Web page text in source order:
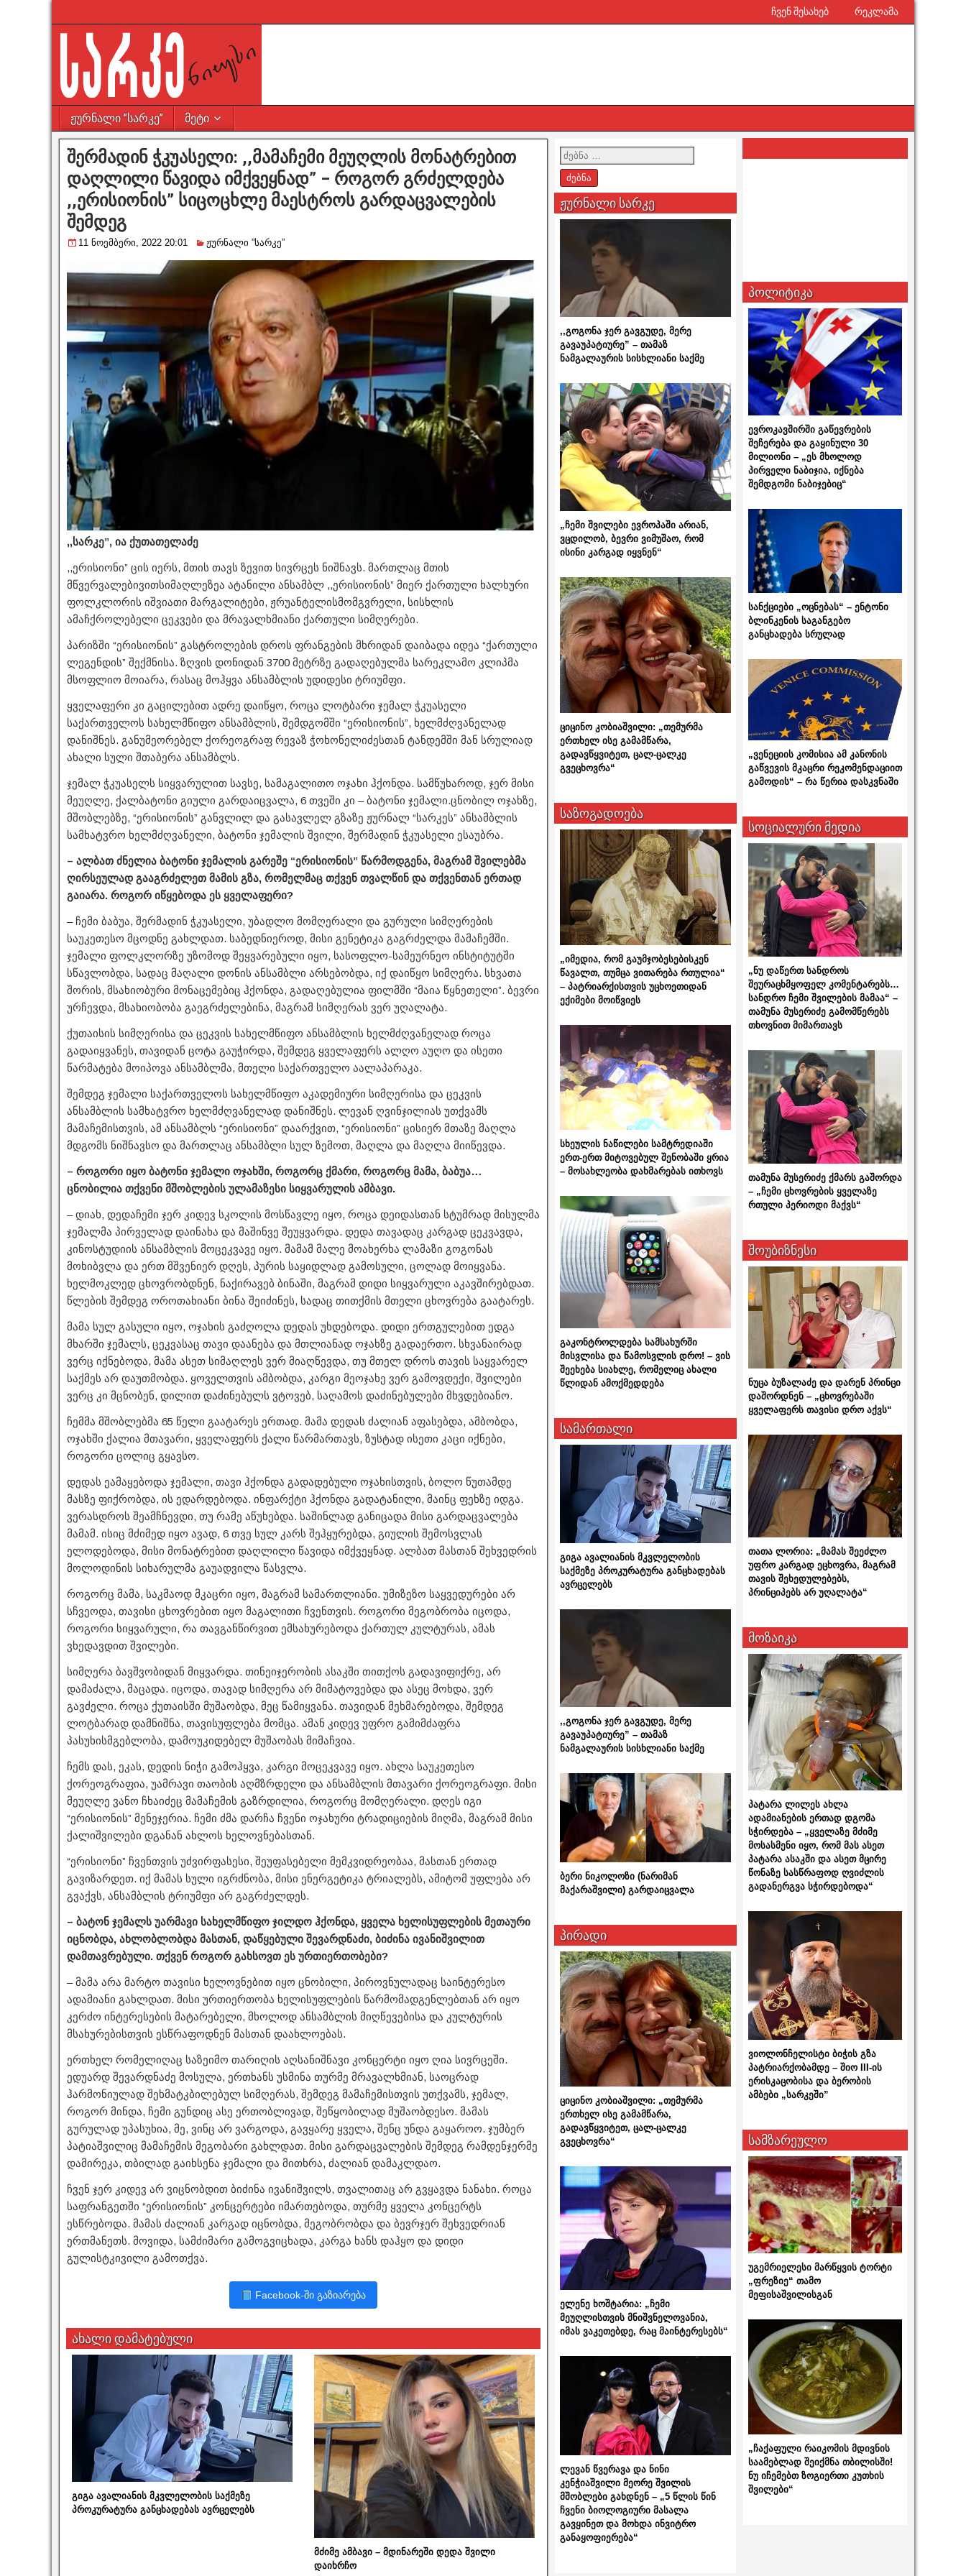
ჩვენ შესახებ რეკლამა
ჟურნალი ”სარკე” მეტი
შერმადინ ჭკუასელი: ,,მამაჩემი მეუღლის მონატრებით
დაღლილი წავიდა იმქვეყნად” – როგორ გრძელდება
,,ერისიონის” სიცოცხლე მაესტროს გარდაცვალების
შემდეგ
11 ნოემბერი, 2022 20:01 ჟურნალი ”სარკე”
,,სარკე”, ია ქუთათელაძე
,,ერისიონი” ცის იერს, მთის თავს ზევით სივრცეს ნიშნავს. მართლაც მთის
მწვერვალებივითსიმაღლეზეა ატანილი ანსამბლ ,,ერისიონის” მიერ ქართული ხალხური
ფოლკლორის იშვიათი მარგალიტები, ჟრუანტელისმომგვრელი, სისხლის
ამაჩქროლებელი ცეკვები და მრავალხმიანი ქართული სიმღერები.
პარიზში “ერისიონის” გასტროლების დროს ფრანგების მხრიდან დაიბადა იდეა “ქართული
ლეგენდის” შექმნისა. ზღვის დონიდან 3700 მეტრზე გადაღებულმა სარეკლამო კლიპმა
მსოფლიო მოიარა, რასაც მოჰყვა ანსამბლის უდიდესი ტრიუმფი.
ყველაფერი კი გაცილებით ადრე დაიწყო, როცა ლოტბარი ჯემალ ჭკუასელი
საქართველოს სახელმწიფო ანსამბლის, შემდგომში “ერისიონის”, ხელმძღვანელად
დანიშნეს. განუმეორებელ ქორეოგრაფ რევაზ ჭოხონელიძესთან ტანდემში მან სრულიად
ახალი სული შთაბერა ანსამბლს.
ჯემალ ჭკუასელს სიყვარულით სავსე, სამაგალითო ოჯახი ჰქონდა. სამწუხაროდ, ჯერ მისი
მეუღლე, ქალბატონი გიული გარდაიცვალა, 6 თვეში კი – ბატონი ჯემალი.ცნობილ ოჯახზე,
მშობლებზე, “ერისიონის” განვლილ და გასავლელ გზაზე ჟურნალ “სარკეს” ანსამბლის
სამხატვრო ხელმძღვანელი, ბატონი ჯემალის შვილი, შერმადინ ჭკუასელი ესაუბრა.
– ალბათ ძნელია ბატონი ჯემალის გარეშე “ერისიონის” წარმოდგენა, მაგრამ შვილებმა
ღირსეულად გააგრძელეთ მამის გზა, რომელმაც თქვენ თვალწინ და თქვენთან ერთად
გაიარა. როგორ იწყებოდა ეს ყველაფერი?
– ჩემი ბაბუა, შერმადინ ჭკუასელი, უბადლო მომღერალი და გურული სიმღერების
საუკეთესო მცოდნე გახლდათ. საბედნიეროდ, მისი გენეტიკა გაგრძელდა მამაჩემში.
ჯემალი ფოლკლორზე უზომოდ შეყვარებული იყო, სასოფლო-სამეურნეო ინსტიტუტში
სწავლობდა, სადაც მაღალი დონის ანსამბლი არსებობდა, იქ დაიწყო სიმღერა. სხვათა
შორის, მსახიობური მონაცემებიც ჰქონდა, გადაღებულია ფილმში “მაია წყნეთელი”. ბევრი
ურჩევდა, მსახიობობა გაეგრძელებინა, მაგრამ სიმღერას ვერ უღალატა.
ქუთაისის სიმღერისა და ცეკვის სახელმწიფო ანსამბლის ხელმძღვანელად როცა
გადაიყვანეს, თავიდან ცოტა გაუჭირდა, შემდეგ ყველაფერს ალღო აუღო და ისეთი
წარმატება მოიპოვა ანსამბლმა, მთელი საქართველო აალაპარაკა.
შემდეგ ჯემალი საქართველოს სახელმწიფო აკადემიური სიმღერისა და ცეკვის
ანსამბლის სამხატვრო ხელმძღვანელად დანიშნეს. ლევან ღვინჯილიას უთქვამს
მამაჩემისთვის, ამ ანსამბლს “ერისიონი” დაარქვით, “ერისიონი” ცისიერ მთაზე მაღლა
მდგომს ნიშნავსო და მართლაც ანსამბლი სულ ზემოთ, მაღლა და მაღლა მიიწევდა.
– როგორი იყო ბატონი ჯემალი ოჯახში, როგორც ქმარი, როგორც მამა, ბაბუა…
ცნობილია თქვენი მშობლების ულამაზესი სიყვარულის ამბავი.
– დიახ, დედაჩემი ჯერ კიდევ სკოლის მოსწავლე იყო, როცა დეიდასთან სტუმრად მისულმა
ჯემალმა პირველად დაინახა და მაშინვე შეუყვარდა. დედა თავადაც კარგად ცეკვავდა,
კინოსტუდიის ანსამბლის მოცეკვავე იყო. მამამ მალე მოახერხა ლამაზი გოგონას
მოხიბვლა და ერთ მშვენიერ დღეს, პურის საყიდლად გამოსული, ცოლად მოიყვანა.
ხელმოკლედ ცხოვრობდნენ, ნაქირავებ ბინაში, მაგრამ დიდი სიყვარული აკავშირებდათ.
წლების შემდეგ ოროთახიანი ბინა შეიძინეს, სადაც თითქმის მთელი ცხოვრება გაატარეს.
მამა სულ გასული იყო, ოჯახის გაძღოლა დედას უხდებოდა. დიდი ერთგულებით ედგა
მხარში ჯემალს, ცეკვასაც თავი დაანება და მთლიანად ოჯახზე გადაერთო. სხვანაირად
ვერც იქნებოდა, მამა ასეთ სიმაღლეს ვერ მიაღწევდა, თუ მთელ დროს თავის საყვარელ
საქმეს არ დაუთმობდა. ყოველთვის ამბობდა, კარგი მეოჯახე ვერ გამოვდექი, შვილები
ვერც კი მცნობენ, დილით დაძინებულს ვტოვებ, საღამოს დაძინებულები მხვდებიანო.
ჩემმა მშობლებმა 65 წელი გაატარეს ერთად. მამა დედას ძალიან აფასებდა, ამბობდა,
ოჯახში ქალია მთავარი, ყველაფერს ქალი წარმართავს, ზუსტად ისეთი კაცი იქნები,
როგორი ცოლიც გყავსო.
დედას ეამაყებოდა ჯემალი, თავი ჰქონდა გადადებული ოჯახისთვის, ბოლო წუთამდე
მასზე ფიქრობდა, ის ედარდებოდა. ინფარქტი ჰქონდა გადატანილი, მაინც ფეხზე იდგა.
ვერასდროს შეამჩნევდი, თუ რამე აწუხებდა. საშინლად განიცადა მისი გარდაცვალება
მამამ. ისიც მძიმედ იყო ავად, 6 თვე სულ კარს შეჰყურებდა, გიულის შემოსვლას
ელოდებოდა, მისი მონატრებით დაღლილი წავიდა იმქვეყნად. ალბათ მასთან შეხვედრის
მოლოდინის სიხარულმა გაუადვილა წასვლა.
როგორც მამა, საკმაოდ მკაცრი იყო, მაგრამ სამართლიანი. უმიზეზო საყვედურები არ
სჩვეოდა, თავისი ცხოვრებით იყო მაგალითი ჩვენთვის. როგორი მეგობრობა იცოდა,
როგორი სიყვარული, რა თავგანწირვით ემსახურებოდა ქართულ კულტურას, ამას
ვხედავდით შვილები.
სიმღერა ბავშვობიდან მიყვარდა. თინეიჯერობის ასაკში თითქოს გადავიფიქრე, არ
დამაძალა, მაცადა. იცოდა, თავად სიმღერა არ მიმატოვებდა და ასეც მოხდა, ვერ
გავძელი. როცა ქუთაისში მუშაობდა, მეც წამიყვანა. თავიდან მეხმარებოდა, შემდეგ
ლოტბარად დამნიშნა, თავისუფლება მომცა. ამან კიდევ უფრო გამიმძაფრა
პასუხისმგებლობა, დამოუკიდებელ მუშაობას მიმაჩვია.
ჩემს დას, ეკას, დედის ნიჭი გამოჰყვა, კარგი მოცეკვავე იყო. ახლა საუკეთესო
ქორეოგრაფია, უამრავი თაობის აღმზრდელი და ანსამბლის მთავარი ქორეოგრაფი. მისი
მეუღლე ვანო ჩხაიძეც მამაჩემის გაზრდილია, როგორც მომღერალი. დღეს იგი
“ერისიონის” მენეჯერია. ჩემი ძმა დარჩა ჩვენი ოჯახური ტრადიციების მიღმა, მაგრამ მისი
ქალიშვილები დგანან ახლოს ხელოვნებასთან.
“ერისიონი” ჩვენთვის უძვირფასესი, შეუფასებელი მემკვიდრეობაა, მასთან ერთად
გავიზარდეთ. იქ მამას სული იგრძნობა, მისი ენერგეტიკა ტრიალებს, ამიტომ უფლება არ
გვაქვს, ანსამბლის ტრიუმფი არ გაგრძელდეს.
– ბატონ ჯემალს უარმავი სახელმწიფო ჯილდო ჰქონდა, ყველა ხელისუფლების მეთაური
იცნობდა, ახლობლობდა მასთან, დაწყებული შევარდნაძი, ბიძინა ივანიშვილით
დამთავრებული. თქვენ როგორ გახსოვთ ეს ურთიერთობები?
– მამა არა მარტო თავისი ხელოვნებით იყო ცნობილი, პიროვნულადაც საინტერესო
ადამიანი გახლდათ. მისი ურთიერთობა ხელისუფლების წარმომადგენლებთან არ იყო
კერძო ინტერესების მატარებელი, მხოლოდ ანსამბლის მიღწევებისა და კულტურის
მსახურებისთვის ესწრაფოდნენ მასთან დაახლოებას.
ერთხელ რომელიღაც საზეიმო თარიღის აღსანიშნავი კონცერტი იყო ღია სივრცეში.
ედუარდ შევარდნაძე მოსულა, ერთხანს უსმინა თურმე მრავალხმიან, საოცრად
ჰარმონიულად შეხმატკბილებულ სიმღერას, შემდეგ მამაჩემისთვის უთქვამს, ჯემალ,
როგორ მინდა, ჩემი გუნდიც ასე ერთობლივად, შეწყობილად მუშაობდესო. მამას
გურულად უპასუხია, მე, ვინც არ ვარგოდა, გავყარე ყველა, შენც უნდა გაყაროო. ჯუმბერ
პატიაშვილიც მამაჩემის მეგობარი გახლდათ. მისი გარდაცვალების შემდეგ რამდენჯერმე
დამირეკა, თბილად გაიხსენა ჯემალი და მითხრა, ძალიან დამაკლდაო.
ჩვენ ჯერ კიდევ არ ვიცნობდით ბიძინა ივანიშვილს, თვალითაც არ გვყავდა ნანახი. როცა
საფრანგეთში “ერისიონის” კონცერტები იმართებოდა, თურმე ყველა კონცერტს
ესწრებოდა. მამას ძალიან კარგად იცნობდა, მეგობრობდა და ბევრჯერ შეხვედრიან
ერთმანეთს. მოვიდა, სამძიმარი გამოგვიცხადა, კარგა ხანს დაჰყო და დიდი
გულისტკივილი გამოთქვა.
Facebook-ში გაზიარება
ახალი დამატებული
გიგა ავალიანის მკვლელობის საქმეზე
პროკურატურა განცხადებას ავრცელებს
მძიმე ამბავი – მდინარეში დედა შვილი
დაიხრჩო
ჟურნალი სარკე
,,გოგონა ჯერ გავგუდე, მერე
გავაუპატიურე” – თამაზ
ნამგალაურის სისხლიანი საქმე
„ჩემი შვილები ევროპაში არიან,
ვცდილობ, ბევრი ვიმუშაო, რომ
ისინი კარგად იყვნენ“
ციცინო კობიაშვილი: „თემურმა
ერთხელ ისე გამამწარა,
გადავწყვიტეთ, ცალ-ცალკე
გვეცხოვრა“
საზოგადოება
„იმედია, რომ გაუმჯობესებისკენ
წავალთ, თუმცა ვითარება რთულია“
– პატრიარქისთვის უცხოეთიდან
ექიმები მოიწვიეს
სხეულის ნაწილები სამტრედიაში
ერთ-ერთ მიტოვებულ შენობაში ყრია
– მოსახლეობა დახმარებას ითხოვს
გაკონტროლდება სამსახურში
მისვლისა და წამოსვლის დრო! – ვის
შეეხება სიახლე, რომელიც ახალი
წლიდან ამოქმედდება
სამართალი
გიგა ავალიანის მკვლელობის
საქმეზე პროკურატურა განცხადებას
ავრცელებს
,,გოგონა ჯერ გავგუდე, მერე
გავაუპატიურე” – თამაზ
ნამგალაურის სისხლიანი საქმე
ბერი ნიკოლოზი (ნარიმან
მაქარაშვილი) გარდაიცვალა
პირადი
ციცინო კობიაშვილი: „თემურმა
ერთხელ ისე გამამწარა,
გადავწყვიტეთ, ცალ-ცალკე
გვეცხოვრა“
ელენე ხოშტარია: „ჩემი
მეუღლისთვის მნიშვნელოვანია,
იმას ვაკეთებდე, რაც მაინტერესებს“
ლევან წვერავა და ნინი
კენჭიაშვილი მეორე შვილის
მშობლები გახდნენ – „5 წლის წინ
ჩვენი ბიოლოგიური მასალა
გავყინეთ და მოხდა ინვიტრო
განაყოფიერება“
პოლიტიკა
ევროკავშირში გაწევრების
შეჩერება და გაყინული 30
მილიონი – „ეს მხოლოდ
პირველი ნაბიჯია, იქნება
შემდგომი ნაბიჯებიც“
სანქციები „ოცნებას“ – ენტონი
ბლინკენის საგანგებო
განცხადება სრულად
„ვენეციის კომისია ამ კანონის
გაწვევის მკაცრი რეკომენდაციით
გამოდის“ – რა წერია დასკვნაში
სოციალური მედია
„ნუ დაწერთ სანდროს
შეურაცხმყოფელ კომენტარებს…
სანდრო ჩემი შვილების მამაა“ –
თამუნა მუსერიძე გამომწერებს
თხოვნით მიმართავს
თამუნა მუსერიძე ქმარს გაშორდა
– „ჩემი ცხოვრების ყველაზე
რთული პერიოდი მაქვს“
შოუბიზნესი
ნუცა ბუზალაძე და დარენ პრინცი
დაშორდნენ – „ცხოვრებაში
ყველაფერს თავისი დრო აქვს“
თათა ლორია: „მამას შეეძლო
უფრო კარგად ეცხოვრა, მაგრამ
თავის შეხედულებებს,
პრინციპებს არ უღალატა“
მოზაიკა
პატარა ლილეს ახლა
ადამიანების ერთად დგომა
სჭირდება – „ყველაზე მძიმე
მოსასმენი იყო, რომ მას ასეთ
პატარა ასაკში და ასეთ მცირე
წონაზე სასწრაფოდ ღვიძლის
გადანერგვა სჭირდებოდა“
ვიოლონჩელისტი ბიჭის გზა
პატრიარქობამდე – შიო III-ის
ერისკაცობისა და ბერობის
ამბები „სარკეში”
სამზარეულო
უგემრიელესი მარწყვის ტორტი
„ფრეზიე“ თამო
მეფისაშვილისგან
„ჩაქაფული რაიკომის მდივნის
საამებლად შეიქმნა თბილისში!
ნუ იჩემებთ ზოგიერთი კუთხის
შვილები“